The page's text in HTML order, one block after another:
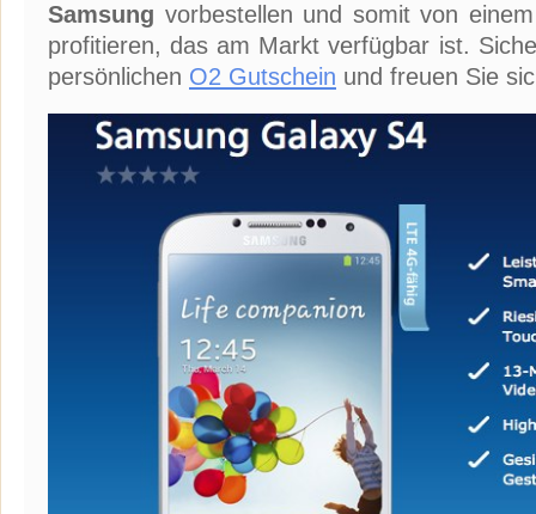
Samsung vorbestellen und somit von
profitieren, das am Markt verfügbar ist.
persönlichen O2 Gutschein und freuen Sie